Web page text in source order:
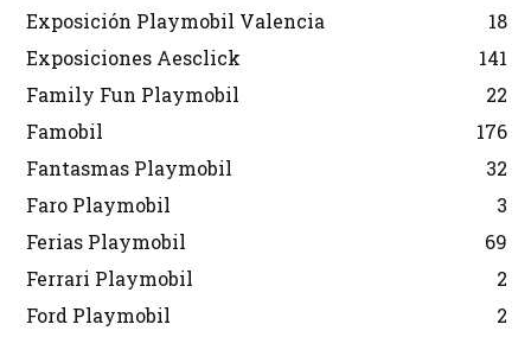
Exposición Playmobil Valencia
18
Exposiciones Aesclick
141
Family Fun Playmobil
22
Famobil
176
Fantasmas Playmobil
32
Faro Playmobil
3
Ferias Playmobil
69
Ferrari Playmobil
2
Ford Playmobil
2